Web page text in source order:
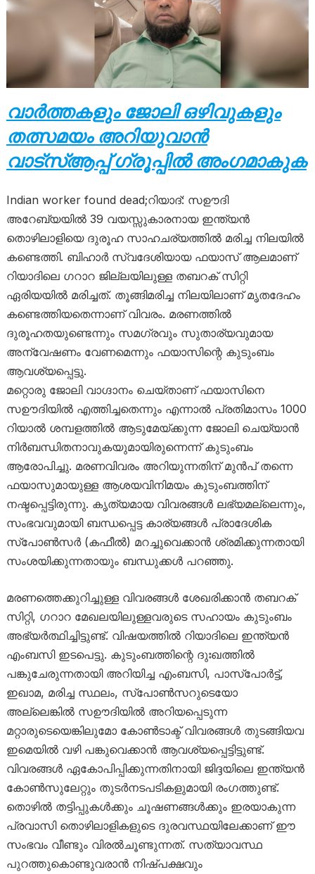
വാർത്തകളും ജോലി ഒഴിവുകളും
തത്സമയം അറിയുവാൻ
വാട്സ്ആപ്പ് ഗ്രൂപ്പിൽ അംഗമാകുക
Indian worker found dead;റിയാദ്: സഊദി
അറേബ്യയില്‍ 39 വയസ്സുകാരനായ ഇന്ത്യന്‍
തൊഴിലാളിയെ ദുരൂഹ സാഹചര്യത്തില്‍ മരിച്ച നിലയില്‍
കണ്ടെത്തി. ബിഹാര്‍ സ്വദേശിയായ ഫയാസ് ആലമാണ്
റിയാദിലെ ഗറാറ ജില്ലയിലുള്ള തബറക് സിറ്റി
ഏരിയയില്‍ മരിച്ചത്. തൂങ്ങിമരിച്ച നിലയിലാണ് മൃതദേഹം
കണ്ടെത്തിയതെന്നാണ് വിവരം. മരണത്തില്‍
ദുരൂഹതയുണ്ടെന്നും സമഗ്രവും സുതാര്യവുമായ
അന്വേഷണം വേണമെന്നും ഫയാസിന്റെ കുടുംബം
ആവശ്യപ്പെട്ടു.
മറ്റൊരു ജോലി വാഗ്ദാനം ചെയ്താണ് ഫയാസിനെ
സഊദിയില്‍ എത്തിച്ചതെന്നും എന്നാല്‍ പ്രതിമാസം 1000
റിയാല്‍ ശമ്പളത്തില്‍ ആടുമേയ്ക്കുന്ന ജോലി ചെയ്യാന്‍
നിര്‍ബന്ധിതനാവുകയുമായിരുന്നെന്ന് കുടുംബം
ആരോപിച്ചു. മരണവിവരം അറിയുന്നതിന് മുന്‍പ് തന്നെ
ഫയാസുമായുള്ള ആശയവിനിമയം കുടുംബത്തിന്
നഷ്ടപ്പെട്ടിരുന്നു. കൃത്യമായ വിവരങ്ങള്‍ ലഭ്യമല്ലെന്നും,
സംഭവവുമായി ബന്ധപ്പെട്ട കാര്യങ്ങള്‍ പ്രാദേശിക
സ്‌പോണ്‍സര്‍ (കഫീല്‍) മറച്ചുവെക്കാന്‍ ശ്രമിക്കുന്നതായി
സംശയിക്കുന്നതായും ബന്ധുക്കള്‍ പറഞ്ഞു.
മരണത്തെക്കുറിച്ചുള്ള വിവരങ്ങള്‍ ശേഖരിക്കാന്‍ തബറക്
സിറ്റി, ഗറാറ മേഖലയിലുള്ളവരുടെ സഹായം കുടുംബം
അഭ്യര്‍ത്ഥിച്ചിട്ടുണ്ട്. വിഷയത്തില്‍ റിയാദിലെ ഇന്ത്യന്‍
എംബസി ഇടപെട്ടു. കുടുംബത്തിന്റെ ദുഃഖത്തില്‍
പങ്കുചേരുന്നതായി അറിയിച്ച എംബസി, പാസ്‌പോര്‍ട്ട്,
ഇഖാമ, മരിച്ച സ്ഥലം, സ്‌പോണ്‍സറുടെയോ
അല്ലെങ്കില്‍ സഊദിയില്‍ അറിയപ്പെടുന്ന
മറ്റാരുടെയെങ്കിലുമോ കോണ്‍ടാക്ട് വിവരങ്ങള്‍ തുടങ്ങിയവ
ഇമെയില്‍ വഴി പങ്കുവെക്കാന്‍ ആവശ്യപ്പെട്ടിട്ടുണ്ട്.
വിവരങ്ങള്‍ ഏകോപിപ്പിക്കുന്നതിനായി ജിദ്ദയിലെ ഇന്ത്യന്‍
കോണ്‍സുലേറ്റും തുടര്‍നടപടികളുമായി രംഗത്തുണ്ട്.
തൊഴില്‍ തട്ടിപ്പുകള്‍ക്കും ചൂഷണങ്ങള്‍ക്കും ഇരയാകുന്ന
പ്രവാസി തൊഴിലാളികളുടെ ദുരവസ്ഥയിലേക്കാണ് ഈ
സംഭവം വീണ്ടും വിരല്‍ചൂണ്ടുന്നത്. സത്യാവസ്ഥ
പുറത്തുകൊണ്ടുവരാന്‍ നിഷ്പക്ഷവും